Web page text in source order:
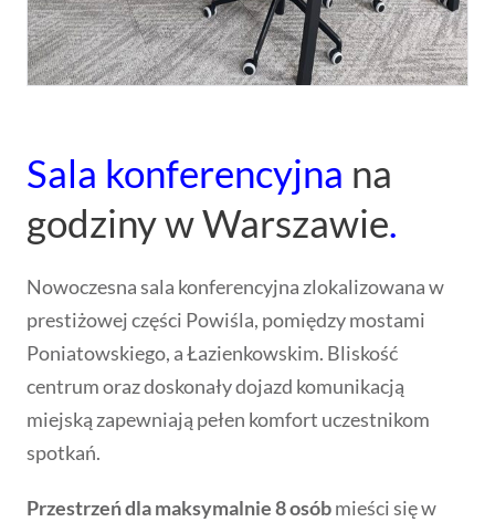
Sala konferencyjna na
godziny w Warszawie.
Nowoczesna sala konferencyjna zlokalizowana w
prestiżowej części Powiśla, pomiędzy mostami
Poniatowskiego, a Łazienkowskim. Bliskość
centrum oraz doskonały dojazd komunikacją
miejską zapewniają pełen komfort uczestnikom
spotkań.
Przestrzeń dla maksymalnie 8 osóbmieści się w